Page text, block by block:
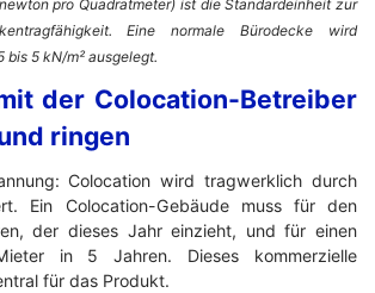
pro Quadratmeter) ist die Standardeinheit zur
Eine normale Bürodecke wird
bis 5 kN/m² ausgelegt.
der Colocation-Betreiber
ringen
Colocation wird tragwerklich durch
Ein Colocation-Gebäude muss für den
der dieses Jahr einzieht, und für einen
in 5 Jahren. Dieses kommerzielle
für das Produkt.